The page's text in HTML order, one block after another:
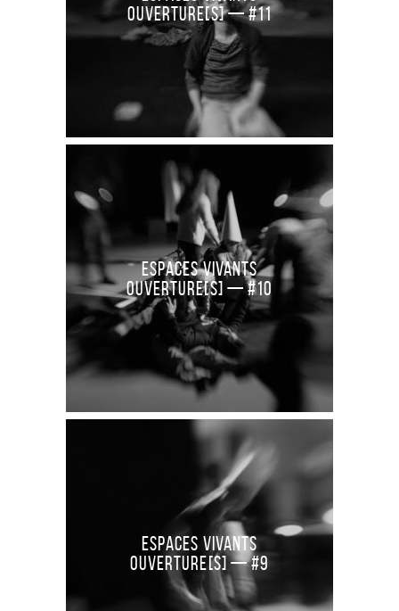
Ouverture[S] — #11
Espaces Vivants
Ouverture[S] — #10
Espaces Vivants
Ouverture[S] — #9